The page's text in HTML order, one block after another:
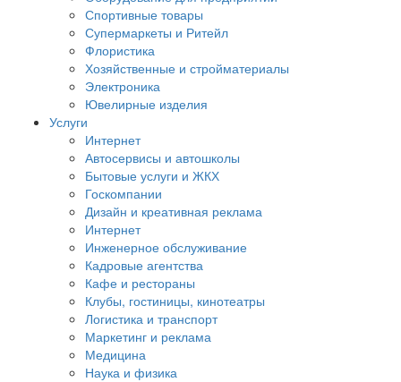
Спортивные товары
Супермаркеты и Ритейл
Флористика
Хозяйственные и стройматериалы
Электроника
Ювелирные изделия
Услуги
Интернет
Автосервисы и автошколы
Бытовые услуги и ЖКХ
Госкомпании
Дизайн и креативная реклама
Интернет
Инженерное обслуживание
Кадровые агентства
Кафе и рестораны
Клубы, гостиницы, кинотеатры
Логистика и транспорт
Маркетинг и реклама
Медицина
Наука и физика